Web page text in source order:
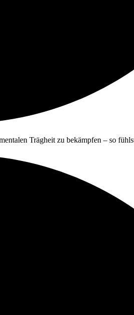
Trägheit zu bekämpfen – so